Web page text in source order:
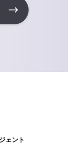
ェント